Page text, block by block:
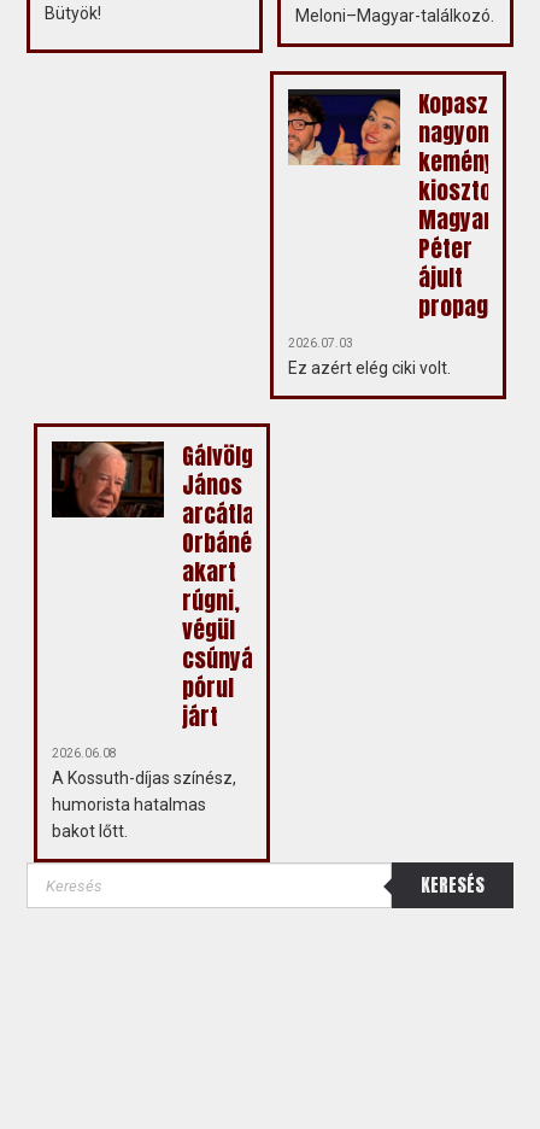
Bütyök!
Meloni–Magyar-találkozó.
Kopasz
nagyon
keményen
kiosztotta
Magyar
Péter
ájult
2026.07.03
Ez azért elég ciki volt.
Gálvölgyi
János
arcátlanul
Orbánékba
akart
rúgni,
végül
csúnyán
pórul
járt
2026.06.08
A Kossuth-díjas színész,
humorista hatalmas
bakot lőtt.
KERESÉS